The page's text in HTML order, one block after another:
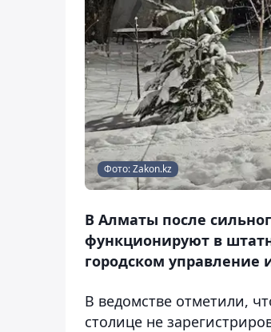
Фото: Zakon.kz
В Алматы после
функционируют в
городском управление
В ведомстве отметили,
столице не